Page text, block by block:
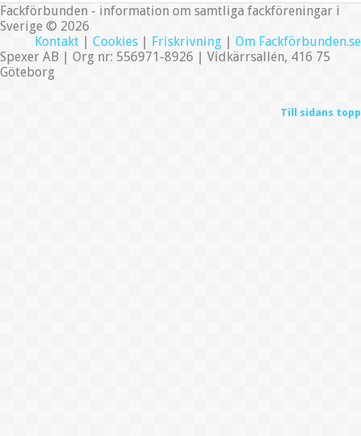
Fackförbunden - information om samtliga fackföreningar i
Sverige © 2026
Kontakt | Cookies | Friskrivning | Om Fackförbunden.se
Spexer AB | Org nr: 556971-8926 | Vidkärrsallén, 416 75
Göteborg
Till sidans topp